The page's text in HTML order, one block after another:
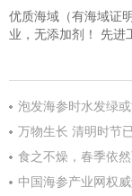
优质海域（有海域证
业，无添加剂！ 先进
泡发海参时水发绿
万物生长 清明时节
食之不燥，春季依
中国海参产业网权